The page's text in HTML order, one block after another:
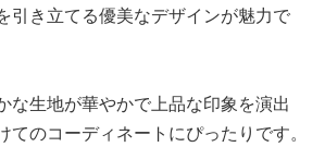
引き立てる優美なデザインが魅力で
な生地が華やかで上品な印象を演出
てのコーディネートにぴったりです。